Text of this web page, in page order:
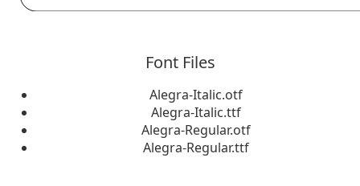
Font Files
Alegra-Italic.otf
Alegra-Italic.ttf
Alegra-Regular.otf
Alegra-Regular.ttf